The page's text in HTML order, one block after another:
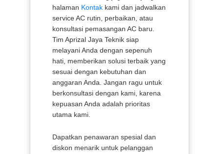
halaman Kontakkami dan jadwalkan
service AC rutin, perbaikan, atau
konsultasi pemasangan AC baru.
Tim Aprizal Jaya Teknik siap
melayani Anda dengan sepenuh
hati, memberikan solusi terbaik yang
sesuai dengan kebutuhan dan
anggaran Anda. Jangan ragu untuk
berkonsultasi dengan kami, karena
kepuasan Anda adalah prioritas
utama kami.
Dapatkan penawaran spesial dan
diskon menarik untuk pelanggan